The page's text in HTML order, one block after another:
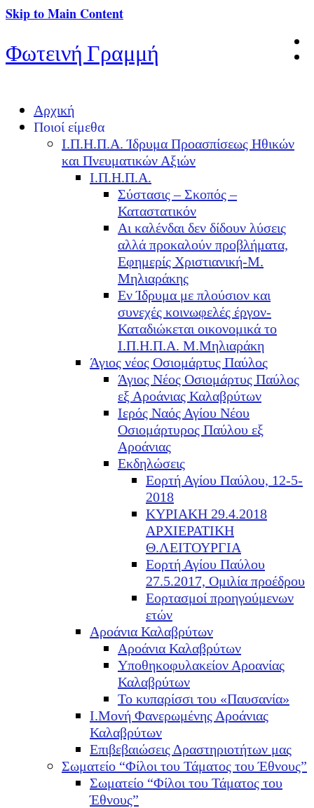
Skip to Main Content
Φωτεινή Γραμμή
Αρχική
Ποιοί είμεθα
Ι.Π.Η.Π.Α. Ίδρυμα Προασπίσεως Ηθικών
και Πνευματικών Αξιών
Ι.Π.Η.Π.Α.
Σύστασις – Σκοπός –
Καταστατικόν
Αι καλένδαι δεν δίδουν λύσεις
αλλά προκαλούν προβλήματα,
Εφημερίς Χριστιανική-Μ.
Μηλιαράκης
Εν Ίδρυμα με πλούσιον και
συνεχές κοινωφελές έργον-
Καταδιώκεται οικονομικά το
Ι.Π.Η.Π.Α. Μ.Μηλιαράκη
Άγιος νέος Οσιομάρτυς Παύλος
Άγιος Νέος Οσιομάρτυς Παύλος
εξ Αροάνιας Καλαβρύτων
Ιερός Ναός Αγίου Νέου
Οσιομάρτυρος Παύλου εξ
Αροάνιας
Εκδηλώσεις
Εορτή Αγίου Παύλου, 12-5-
2018
ΚΥΡΙΑΚΗ 29.4.2018
ΑΡΧΙΕΡΑΤΙΚΗ
Θ.ΛΕΙΤΟΥΡΓΙΑ
Εορτή Αγίου Παύλου
27.5.2017, Ομιλία προέδρου
Εορτασμοί προηγούμενων
ετών
Αροάνια Καλαβρύτων
Αροάνια Καλαβρύτων
Υποθηκοφυλακείον Αροανίας
Καλαβρύτων
Το κυπαρίσσι του «Παυσανία»
Ι.Μονή Φανερωμένης Αροάνιας
Καλαβρύτων
Επιβεβαιώσεις Δραστηριοτήτων μας
Σωματείο “Φίλοι του Τάματος του Έθνους”
Σωματείο “Φίλοι του Τάματος του
Έθνους”